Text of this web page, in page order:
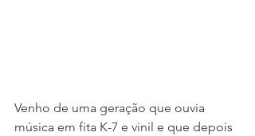
Venho de uma geração que ouvia
música em fita K-7 e vinil e que depois